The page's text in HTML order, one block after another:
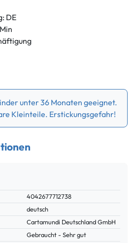
DE
unter 36 Monaten geeignet.
Kleinteile. Erstickungsgefahr!
4042677712738
deutsch
Cartamundi Deutschland GmbH
Gebraucht - Sehr gut